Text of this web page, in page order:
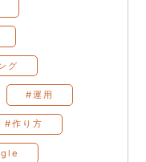
グ
#運用
#作り方